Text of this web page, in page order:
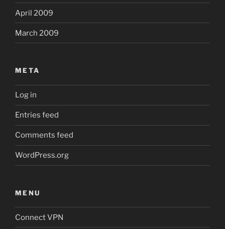
April 2009
March 2009
META
Log in
Entries feed
Comments feed
WordPress.org
MENU
Connect VPN